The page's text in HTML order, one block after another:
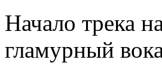
Начало трека
гламурный